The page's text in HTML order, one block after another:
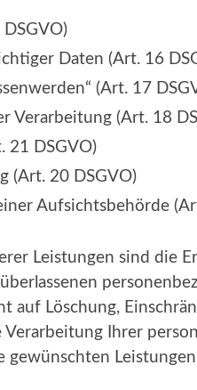
Daten (Art. 16
(Art. 17
Verarbeitung (Art. 18
21 DSGVO)
(Art. 20 DSGVO)
Aufsichtsbehörde
Leistungen sind die
auf Löschung,
Ihrer
gewünschten